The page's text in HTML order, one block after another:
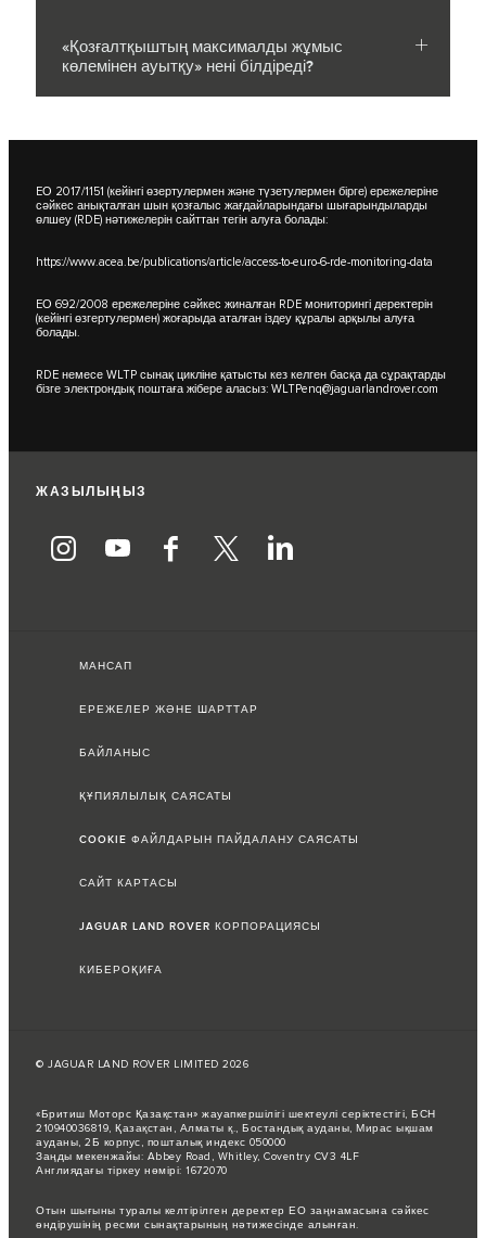
«Қозғалтқыштың максималды жұмыс
көлемінен ауытқу» нені білдіреді?
EО 2017/1151 (кейінгі өзертулермен және түзетулермен бірге) ережелеріне
сәйкес анықталған шын қозғалыс жағдайларындағы шығарындыларды
өлшеу (RDE) нәтижелерін сайттан тегін алуға болады:
https://www.acea.be/publications/article/access-to-euro-6-rde-monitoring-data
EО 692/2008 ережелеріне сәйкес жиналған RDE мониторингі деректерін
(кейінгі өзгертулермен) жоғарыда аталған іздеу құралы арқылы алуға
болады.
RDE немесе WLTP сынақ цикліне қатысты кез келген басқа да сұрақтарды
бізге электрондық поштаға жібере аласыз: WLTPenq@jaguarlandrover.com
ЖАЗЫЛЫҢЫЗ
МАНСАП
ЕРЕЖЕЛЕР ЖӘНЕ ШАРТТАР
БАЙЛАНЫС
ҚҰПИЯЛЫЛЫҚ САЯСАТЫ
COOKIE ФАЙЛДАРЫН ПАЙДАЛАНУ САЯСАТЫ
САЙТ КАРТАСЫ
JAGUAR LAND ROVER КОРПОРАЦИЯСЫ
КИБЕРОҚИҒА
© JAGUAR LAND ROVER LIMITED 2026
«Бритиш Моторс Қазақстан» жауапкершілігі шектеулі серіктестігі, БСН
210940036819, Қазақстан, Алматы қ., Бостандық ауданы, Мирас ықшам
ауданы, 2Б корпус, пошталық индекс 050000
Заңды мекенжайы: Abbey Road, Whitley, Coventry CV3 4LF
Англиядағы тіркеу нөмірі: 1672070
Отын шығыны туралы келтірілген деректер ЕО заңнамасына сәйкес
өндірушінің ресми сынақтарының нәтижесінде алынған.